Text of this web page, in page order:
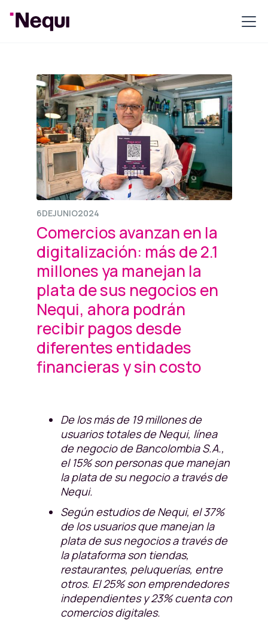
6DEJUNIO2024
Comercios avanzan en la
digitalización: más de 2.1
millones ya manejan la
plata de sus negocios en
Nequi, ahora podrán
recibir pagos desde
diferentes entidades
financieras y sin costo
De los más de 19 millones de
usuarios totales de Nequi, línea
de negocio de Bancolombia S.A.,
el 15% son personas que manejan
la plata de su negocio a través de
Nequi.
Según estudios de Nequi, el 37%
de los usuarios que manejan la
plata de sus negocios a través de
la plataforma son tiendas,
restaurantes, peluquerías, entre
otros. El 25% son emprendedores
independientes y 23% cuenta con
comercios digitales.